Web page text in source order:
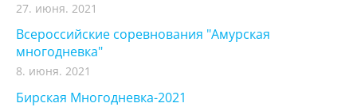
27. июня. 2021
Всероссийские соревнования "Амурская
многодневка"
8. июня. 2021
Бирская Многодневка-2021